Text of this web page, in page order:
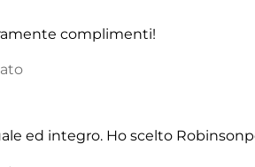
complimenti!
ed integro. Ho scelto